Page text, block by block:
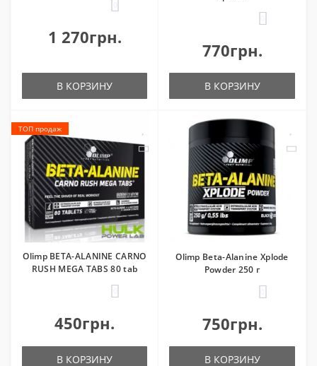
1 270грн.
В КОРЗИНУ
770грн.
В КОРЗИНУ
ТОП продаж
Olimp BETA-ALANINE CARNO
RUSH MEGA TABS 80 tab
450грн.
В КОРЗИНУ
Olimp Beta-Alanine Xplode
Powder 250 г
750грн.
В КОРЗИНУ